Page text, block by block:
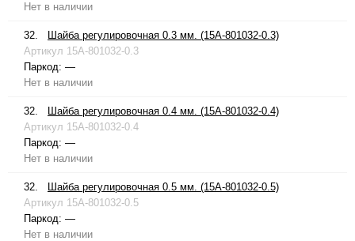
Нет в наличии
32.
Шайба регулировочная 0.3 мм. (15A-801032-0.3)
Артикул 15A-801032-0.3
Паркод: —
Нет в наличии
32.
Шайба регулировочная 0.4 мм. (15A-801032-0.4)
Артикул 15A-801032-0.4
Паркод: —
Нет в наличии
32.
Шайба регулировочная 0.5 мм. (15A-801032-0.5)
Артикул 15A-801032-0.5
Паркод: —
Нет в наличии